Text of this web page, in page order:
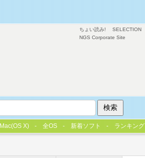
ちょい読み! SELECTION
NGS Corporate Site
Mac(OS X) 全OS 新着ソフト ランキング